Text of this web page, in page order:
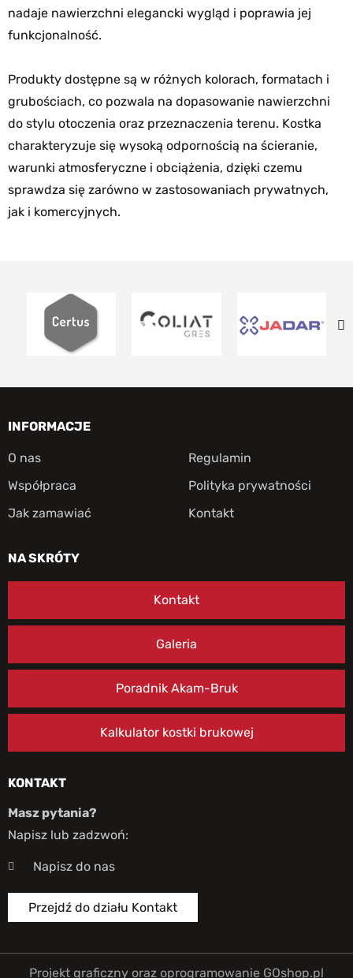
nadaje nawierzchni elegancki wygląd i poprawia jej
funkcjonalność.
Produkty dostępne są w różnych kolorach, formatach i
grubościach, co pozwala na dopasowanie nawierzchni
do stylu otoczenia oraz przeznaczenia terenu. Kostka
charakteryzuje się wysoką odpornością na ścieranie,
warunki atmosferyczne i obciążenia, dzięki czemu
sprawdza się zarówno w zastosowaniach prywatnych,
jak i komercyjnych.
INFORMACJE
O nas
Współpraca
Jak zamawiać
Regulamin
Polityka prywatności
Kontakt
NA SKRÓTY
Kontakt
Galeria
Poradnik Akam-Bruk
Kalkulator kostki brukowej
KONTAKT
Masz pytania?
Napisz lub zadzwoń:
Napisz do nas
Przejdź do działu Kontakt
Projekt graficzny oraz oprogramowanie GOshop.pl